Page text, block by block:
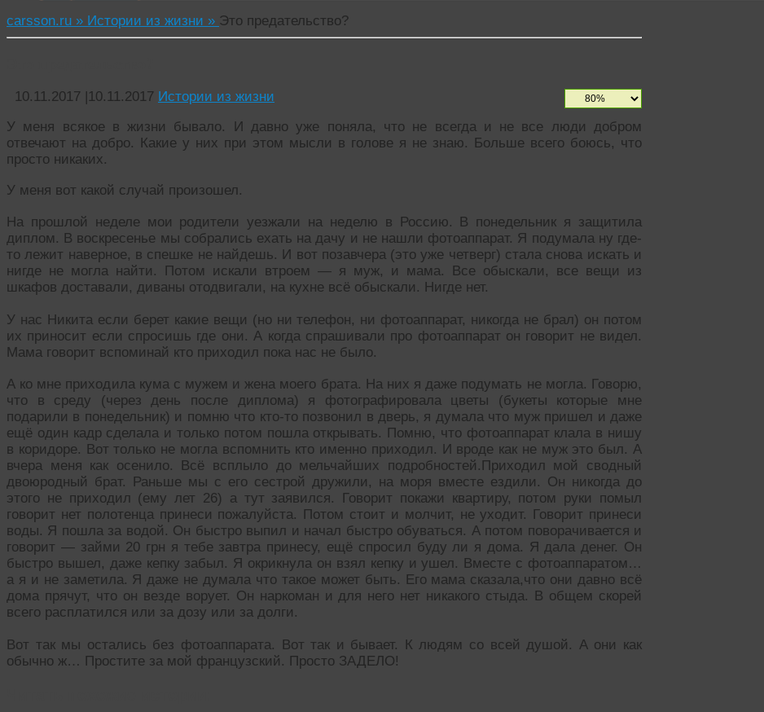
carsson.ru » Истории из жизни » Это предательство?
10.11.2017 |10.11.2017 Истории из жизни
У меня всякое в жизни бывало. И давно уже поняла, что не всегда и не все люди добром
отвечают на добро. Какие у них при этом мысли в голове я не знаю. Больше всего боюсь, что
просто никаких.
У меня вот какой случай произошел.
На прошлой неделе мои родители уезжали на неделю в Россию. В понедельник я защитила
диплом. В воскресенье мы собрались ехать на дачу и не нашли фотоаппарат. Я подумала ну где-
то лежит наверное, в спешке не найдешь. И вот позавчера (это уже четверг) стала снова искать и
нигде не могла найти. Потом искали втроем — я муж, и мама. Все обыскали, все вещи из
шкафов доставали, диваны отодвигали, на кухне всё обыскали. Нигде нет.
У нас Никита если берет какие вещи (но ни телефон, ни фотоаппарат, никогда не брал) он потом
их приносит если спросишь где они. А когда спрашивали про фотоаппарат он говорит не видел.
Мама говорит вспоминай кто приходил пока нас не было.
А ко мне приходила кума с мужем и жена моего брата. На них я даже подумать не могла. Говорю,
что в среду (через день после диплома) я фотографировала цветы (букеты которые мне
подарили в понедельник) и помню что кто-то позвонил в дверь, я думала что муж пришел и даже
ещё один кадр сделала и только потом пошла открывать. Помню, что фотоаппарат клала в нишу
в коридоре. Вот только не могла вспомнить кто именно приходил. И вроде как не муж это был. А
вчера меня как осенило. Всё всплыло до мельчайших подробностей.Приходил мой сводный
двоюродный брат. Раньше мы с его сестрой дружили, на моря вместе ездили. Он никогда до
этого не приходил (ему лет 26) а тут заявился. Говорит покажи квартиру, потом руки помыл
говорит нет полотенца принеси пожалуйста. Потом стоит и молчит, не уходит. Говорит принеси
воды. Я пошла за водой. Он быстро выпил и начал быстро обуваться. А потом поворачивается и
говорит — займи 20 грн я тебе завтра принесу, ещё спросил буду ли я дома. Я дала денег. Он
быстро вышел, даже кепку забыл. Я окрикнула он взял кепку и ушел. Вместе с фотоаппаратом…
а я и не заметила. Я даже не думала что такое может быть. Его мама сказала,что они давно всё
дома прячут, что он везде ворует. Он наркоман и для него нет никакого стыда. В общем скорей
всего расплатился или за дозу или за долги.
Вот так мы остались без фотоаппарата. Вот так и бывает. К людям со всей душой. А они как
обычно ж… Простите за мой французский. Просто ЗАДЕЛО!